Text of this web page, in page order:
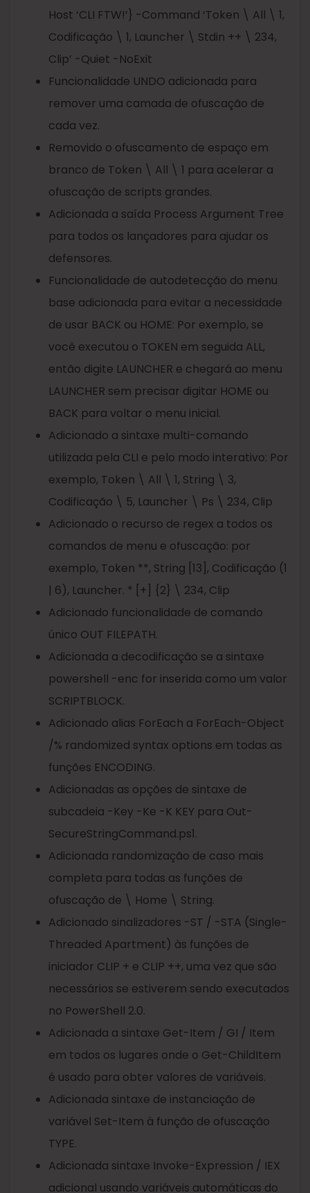
Host ‘CLI FTW!’} -Command ‘Token \ All \ 1,
Codificação \ 1, Launcher \ Stdin ++ \ 234,
Clip’ -Quiet -NoExit
Funcionalidade UNDO adicionada para
remover uma camada de ofuscação de
cada vez.
Removido o ofuscamento de espaço em
branco de Token \ All \ 1 para acelerar a
ofuscação de scripts grandes.
Adicionada a saída Process Argument Tree
para todos os lançadores para ajudar os
defensores.
Funcionalidade de autodetecção do menu
base adicionada para evitar a necessidade
de usar BACK ou HOME: Por exemplo, se
você executou o TOKEN em seguida ALL,
então digite LAUNCHER e chegará ao menu
LAUNCHER sem precisar digitar HOME ou
BACK para voltar o menu inicial.
Adicionado a sintaxe multi-comando
utilizada pela CLI e pelo modo interativo: Por
exemplo, Token \ All \ 1, String \ 3,
Codificação \ 5, Launcher \ Ps \ 234, Clip
Adicionado o recurso de regex a todos os
comandos de menu e ofuscação: por
exemplo, Token **, String [13], Codificação (1
| 6), Launcher. * [+] {2} \ 234, Clip
Adicionado funcionalidade de comando
único OUT FILEPATH.
Adicionada a decodificação se a sintaxe
powershell -enc for inserida como um valor
SCRIPTBLOCK.
Adicionado alias ForEach a ForEach-Object
/% randomized syntax options em todas as
funções ENCODING.
Adicionadas as opções de sintaxe de
subcadeia -Key -Ke -K KEY para Out-
SecureStringCommand.ps1.
Adicionada randomização de caso mais
completa para todas as funções de
ofuscação de \ Home \ String.
Adicionado sinalizadores -ST / -STA (Single-
Threaded Apartment) às funções de
iniciador CLIP + e CLIP ++, uma vez que são
necessários se estiverem sendo executados
no PowerShell 2.0.
Adicionada a sintaxe Get-Item / GI / Item
em todos os lugares onde o Get-ChildItem
é usado para obter valores de variáveis.
Adicionada sintaxe de instanciação de
variável Set-Item à função de ofuscação
TYPE.
Adicionada sintaxe Invoke-Expression / IEX
adicional usando variáveis ​​automáticas do